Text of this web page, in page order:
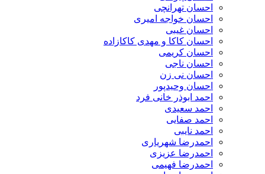
احسان تهرانچی
احسان خواجه امیری
احسان غیبی
احسان کاکا و مهدی کاکازاده
احسان کریمی
احسان ناجی
احسان نی زن
احسان وحیدپور
احمد ابوذر خانی فرد
احمد سعیدی
احمد صفایی
احمد نایبی
احمدرضا شهریاری
احمدرضا عزیزی
احمدرضا فهیمی